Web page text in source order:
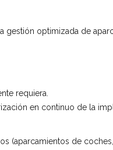
gestión optimizada de
requiera.
en continuo de la
(aparcamientos de